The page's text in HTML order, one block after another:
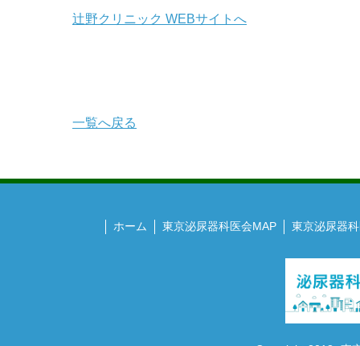
辻野クリニック WEBサイトへ
一覧へ戻る
ホーム 東京泌尿器科医会MAP 東京泌尿器